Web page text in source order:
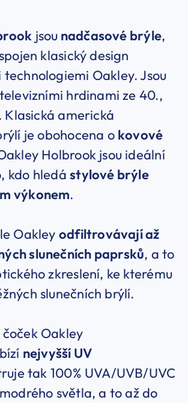
jsou nadčasové brýle,
klasický design
Oakley. Jsou
hrdinami ze 40.,
Klasická americká
je obohocena o kovové
Holbrook jsou ideální
kdo hledástylové brýle
výkonem.
Oakley odfiltrovávají až
slunečních paprsků, a to
zkreslení, ke kterému
slunečních brýlí.
Oakley
nejvyšší UV
tak 100% UVA/UVB/UVC
světla, a to až do